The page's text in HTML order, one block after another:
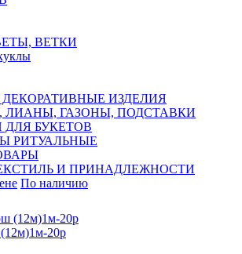
ВЕТКИ
ИЗДЕЛИЯ
ЛИАНЫ, ГАЗОНЫ, ПОДСТАВКИ
БУКЕТОВ
РИТУАЛЬНЫЕ
И ПРИНАДЛЕЖНОСТИ
По наличию
20р